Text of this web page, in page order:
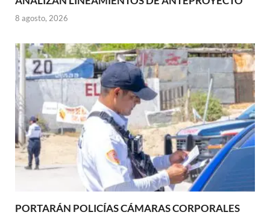
8 agosto, 2026
PORTARÁN POLICÍAS CÁMARAS CORPORALES